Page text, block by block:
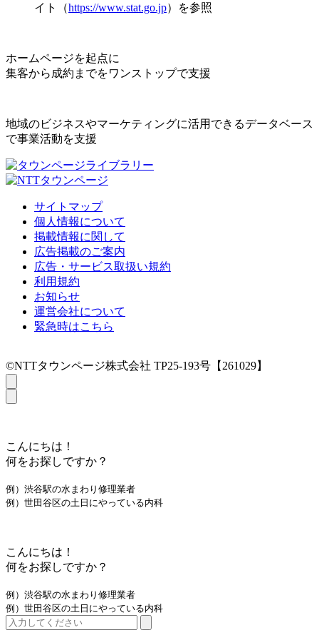
イト（https://www.stat.go.jp）を参照
ホームページを起点に
集客から成約までをワンストップで支援
地域のビジネスやマーケティングに活用できるデータベース
で事業活動を支援
サイトマップ
個人情報について
掲載情報に関して
広告掲載のご案内
広告・サービス取扱い規約
利用規約
お知らせ
運営会社について
緊急時はこちら
©NTTタウンページ株式会社 TP25-193号【261029】
こんにちは！
何をお探しですか？
例）渋谷駅の水まわり修理業者
例）世田谷区の土日にやっている内科
こんにちは！
何をお探しですか？
例）渋谷駅の水まわり修理業者
例）世田谷区の土日にやっている内科